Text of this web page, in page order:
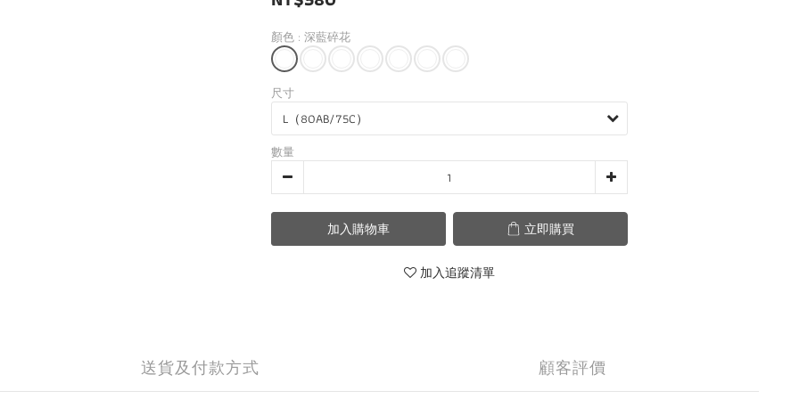
顏色 : 深藍碎花
尺寸
數量
加入購物車 立即購買
加入追蹤清單
送貨及付款方式 顧客評價